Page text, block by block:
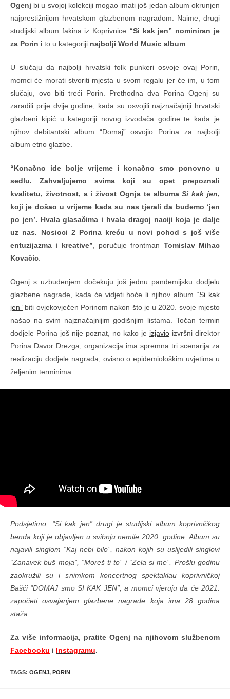
Ogenj bi u svojoj kolekciji mogao imati još jedan album okrunjen
najprestižnijom hrvatskom glazbenom nagradom. Naime, drugi
studijski album fakina iz Koprivnice “Si kak jen” nominiran je
za Porin i to u kategoriji najbolji World Music album
U slučaju da najbolji hrvatski folk punkeri osvoje ovaj Porin,
momci će morati stvoriti mjesta u svom regalu jer će im, u tom
slučaju, ovo biti treći Porin. Prethodna dva Porina Ogenj su
zaradili prije dvije godine, kada su osvojili najznačajniji hrvatski
glazbeni kipić u kategoriji novog izvođača godine te kada je
njihov debitantski album “Domaj” osvojio Porina za najbolji
album etno glazbe.
“Konačno ide bolje vrijeme i konačno smo ponovno u
sedlu. Zahvaljujemo svima koji su opet prepoznali
kvalitetu, životnost, a i živost Ognja te albumaSi kak jen,
koji je došao u vrijeme kada su nas tjerali da budemo ‘jen
po jen’. Hvala glasačima i hvala dragoj naciji koja je dalje
uz nas. Nosioci 2 Porina kreću u novi pohod s još više
entuzijazma i kreative” , poručuje frontman Tomislav Mihac
Kovačic
Ogenj s uzbuđenjem dočekuju još jednu pandemijsku dodjelu
glazbene nagrade, kada će vidjeti hoće li njihov album“Si kak
jen” biti ovjekovječen Porinom nakon što je u 2020. svoje mjesto
našao na svim najznačajnijim godišnjim listama. Točan termin
dodjele Porina još nije poznat, no kako je izjavio izvršni direktor
Porina Davor Drezga, organizacija ima spremna tri scenarija za
realizaciju dodjele nagrada, ovisno o epidemiološkim uvjetima u
željenim terminima.
Podsjetimo, “Si kak jen” drugi je studijski album koprivničkog
benda koji je objavljen u svibnju nemile 2020. godine. Album su
najavili singlom “Kaj nebi bilo”, nakon kojih su uslijedili singlovi
“Zanavek buš moja”, “Moreš ti to” i “Zela si me”. Prošlu godinu
zaokružili su i snimkom koncertnog spektaklau koprivničkoj
Bašći “DOMAJ smo SI KAK JEN”, a momci vjeruju da će 2021.
započeti osvajanjem glazbene nagrade koja ima 28 godina
staža.
Za više informacija, pratite Ogenj na njihovom službenom
Facebooku i Instagramu.
TAGS: OGENJ, PORIN